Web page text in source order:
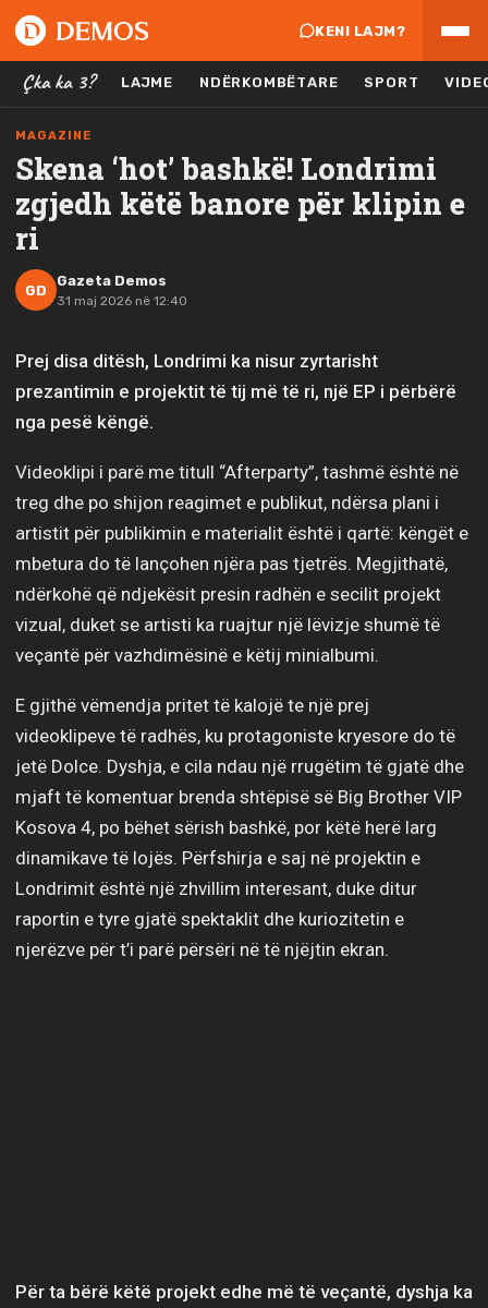
KENI LAJM?
Çka ka 3? LAJME NDËRKOMBËTARE SPORT
MAGAZINE
Skena ‘hot’ bashkë! Londrimi
zgjedh këtë banore për klipin e
ri
GD
Gazeta Demos
31 maj 2026 në 12:40
Prej disa ditësh, Londrimi ka nisur zyrtarisht
prezantimin e projektit të tij më të ri, një EP i përbërë
nga pesë këngë.
Videoklipi i parë me titull “Afterparty”, tashmë është në
treg dhe po shijon reagimet e publikut, ndërsa plani i
artistit për publikimin e materialit është i qartë: këngët e
mbetura do të lançohen njëra pas tjetrës. Megjithatë,
ndërkohë që ndjekësit presin radhën e secilit projekt
vizual, duket se artisti ka ruajtur një lëvizje shumë të
veçantë për vazhdimësinë e këtij minialbumi.
E gjithë vëmendja pritet të kalojë te një prej
videoklipeve të radhës, ku protagoniste kryesore do të
jetë Dolce. Dyshja, e cila ndau një rrugëtim të gjatë dhe
mjaft të komentuar brenda shtëpisë së Big Brother VIP
Kosova 4, po bëhet sërish bashkë, por këtë herë larg
dinamikave të lojës. Përfshirja e saj në projektin e
Londrimit është një zhvillim interesant, duke ditur
raportin e tyre gjatë spektaklit dhe kuriozitetin e
njerëzve për t’i parë përsëri në të njëjtin ekran.
Për ta bërë këtë projekt edhe më të veçantë, dyshja ka